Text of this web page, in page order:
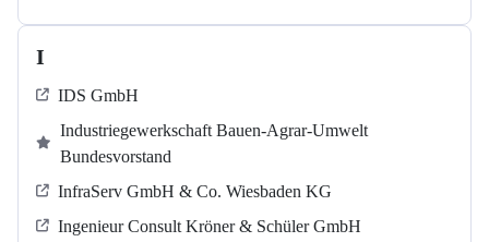
I
IDS GmbH
Industriegewerkschaft Bauen-Agrar-Umwelt
Bundesvorstand
InfraServ GmbH & Co. Wiesbaden KG
Ingenieur Consult Kröner & Schüler GmbH